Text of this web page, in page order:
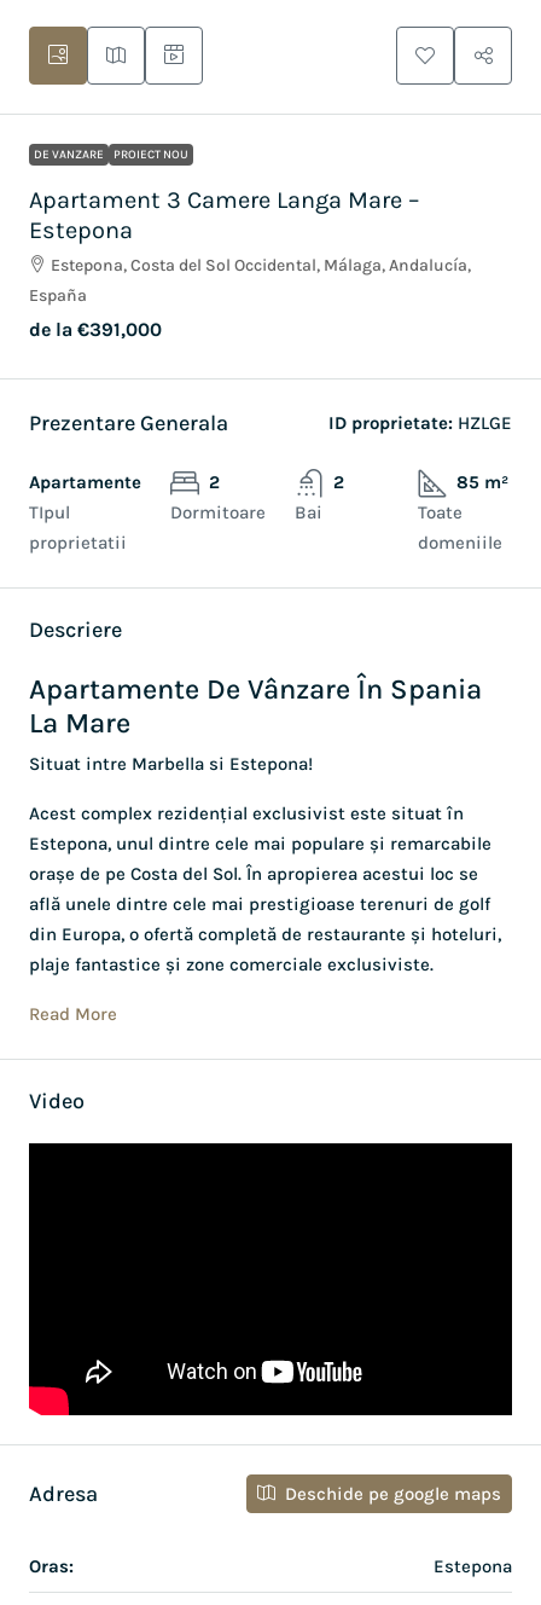
DE VANZARE PROIECT NOU
Apartament 3 Camere Langa Mare –
Estepona
Estepona, Costa del Sol Occidental, Málaga, Andalucía,
España
de la €391,000
Prezentare Generala ID proprietate: HZLGE
Apartamente
TIpul
proprietatii
2
Dormitoare
2
Bai
85 m²
Toate
domeniile
Descriere
Apartamente De Vânzare În Spania
La Mare
Situat intre Marbella si Estepona!
Acest complex rezidențial exclusivist este situat în
Estepona, unul dintre cele mai populare și remarcabile
orașe de pe Costa del Sol. În apropierea acestui loc se
află unele dintre cele mai prestigioase terenuri de golf
din Europa, o ofertă completă de restaurante și hoteluri,
plaje fantastice și zone comerciale exclusiviste.
Read More
Video
Adresa Deschide pe google maps
Oras: Estepona